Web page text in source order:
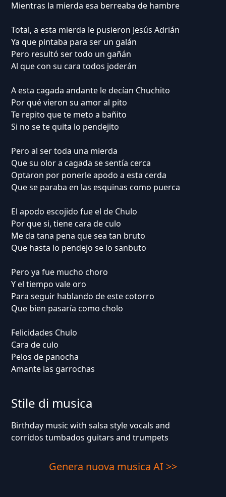
Mientras la mierda esa berreaba de hambre
Total, a esta mierda le pusieron Jesús Adrián
Ya que pintaba para ser un galán
Pero resultó ser todo un gañán
Al que con su cara todos joderán
A esta cagada andante le decían Chuchito
Por qué vieron su amor al pito
Te repito que te meto a bañito
Si no se te quita lo pendejito
Pero al ser toda una mierda
Que su olor a cagada se sentía cerca
Optaron por ponerle apodo a esta cerda
Que se paraba en las esquinas como puerca
El apodo escojido fue el de Chulo
Por que si, tiene cara de culo
Me da tana pena que sea tan bruto
Que hasta lo pendejo se lo sanbuto
Pero ya fue mucho choro
Y el tiempo vale oro
Para seguir hablando de este cotorro
Que bien pasaría como cholo
Felicidades Chulo
Cara de culo
Pelos de panocha
Amante las garrochas
Stile di musica
Birthday music with salsa style vocals and
corridos tumbados guitars and trumpets
Genera nuova musica AI >>